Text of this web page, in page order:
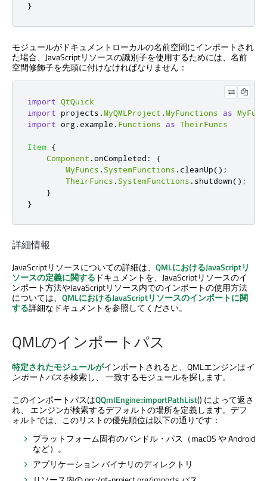
}
モジュールがドキュメントローカルの名前空間にインポートされ
た場合、JavaScriptリソースの識別子を使用するためには、名前
空間修飾子を先頭に付けなければなりません：
import QtQuick
import projects .MyQMLProject .MyFunctions as
import org.example . Functions as TheirFuncs
Item {
Component .onCompleted :
{
MyFuncs . SystemFunctions . cleanUp();
TheirFuncs . SystemFunctions . shutdown();
}
}
詳細情報
JavaScriptリソースについての詳細は、 QMLにおけるJavaScriptリ
ソースの定義に関する ドキュメントを、JavaScriptリソースのイ
ンポート方法やJavaScriptリソース内でのインポートの使用方法
については、 QMLにおけるJavaScriptリソースのインポートに関
する詳細なドキュメントを参照してください。
QMLのインポートパス
特定されたモジュールがインポートされると、QMLエンジンはイ
ンポートパスを検索し、 一致するモジュールを探します。
このインポートパスはQQmlEngine::importPathList() によって返さ
れ、 エンジンが検索するデフォルトの場所を定義します。デフ
ォルトでは、このリストの優先順位は以下の通りです：
プラットフォーム固有のバンドル・パス（macOS や Android
など）。
アプリケーション バイナリのディレクトリ